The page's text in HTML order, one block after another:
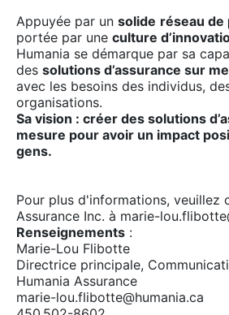
Appuyée par un solide réseau
portée par une culture
Humania se démarque par sa
des solutions d’assurance sur
avec les besoins des individus,
organisations.
Sa vision : créer des solutions
mesure pour avoir un impact
gens.
Pour plus d'informations, veuillez
Assurance Inc. à marie-
Renseignements :
Marie-Lou Flibotte
Directrice principale,
Humania Assurance
marie-lou.flibotte@humania.ca